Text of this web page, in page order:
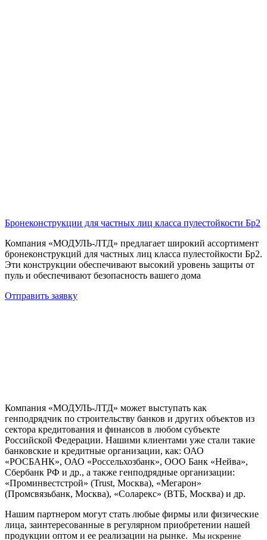
Бронеконструкции для частных лиц класса пулестойкости Бр2
Компания «МОДУЛЬ-ЛТД» предлагает широкий ассортимент
бронеконструкций для частных лиц класса пулестойкости Бр2.
Эти конструкции обеспечивают высокий уровень защиты от
пуль и обеспечивают безопасность вашего дома
Отправить заявку
Компания «МОДУЛЬ-ЛТД» может выступать как
генподрядчик по строительству банков и других объектов из
сектора кредитования и финансов в любом субъекте
Российской Федерации. Нашими клиентами уже стали такие
банковские и кредитные организации, как: ОАО
«РОСБАНК», ОАО «Россельхозбанк», ООО Банк «Нейва»,
Сбербанк РФ и др., а также генподрядные организации:
«Проминвестстрой» (Trust, Москва), «Мегарон»
(Промсвязьбанк, Москва), «Соларекс» (ВТБ, Москва) и др.
Нашим партнером могут стать любые фирмы или физические
лица, заинтересованные в регулярном приобретении нашей
продукции оптом и ее реализации на рынке. Мы искренне